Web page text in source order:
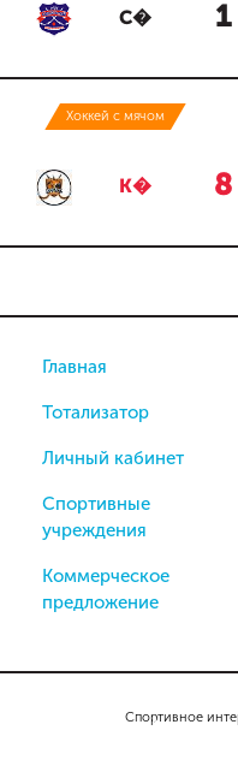
С� 1
Хоккей с мячом
К� 8
Спортивное
Главная
Тотализатор
Личный кабинет
Спортивные
учреждения
Коммерческое
предложение